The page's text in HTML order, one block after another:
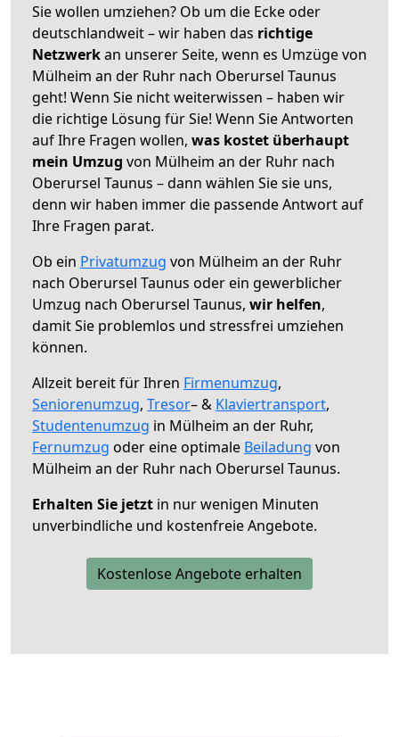
Sie wollen umziehen? Ob um die Ecke oder
deutschlandweit – wir haben das richtige
Netzwerkan unserer Seite, wenn es Umzüge von
Mülheim an der Ruhr nach Oberursel Taunus
geht! Wenn Sie nicht weiterwissen – haben wir
die richtige Lösung für Sie! Wenn Sie Antworten
auf Ihre Fragen wollen, was kostet überhaupt
mein Umzug von Mülheim an der Ruhr nach
Oberursel Taunus – dann wählen Sie sie uns,
denn wir haben immer die passende Antwort auf
Ihre Fragen parat.
Ob ein Privatumzug von Mülheim an der Ruhr
nach Oberursel Taunus oder ein gewerblicher
Umzug nach Oberursel Taunus, wir helfen,
damit Sie problemlos und stressfrei umziehen
können.
Allzeit bereit für Ihren Firmenumzug,
Seniorenumzug, Tresor– & Klaviertransport,
Studentenumzug in Mülheim an der Ruhr,
Fernumzug oder eine optimale Beiladung von
Mülheim an der Ruhr nach Oberursel Taunus.
Erhalten Sie jetzt in nur wenigen Minuten
unverbindliche und kostenfreie Angebote.
Kostenlose Angebote erhalten